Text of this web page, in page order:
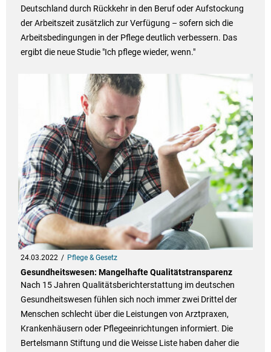
Deutschland durch Rückkehr in den Beruf oder Aufstockung
der Arbeitszeit zusätzlich zur Verfügung – sofern sich die
Arbeitsbedingungen in der Pflege deutlich verbessern. Das
ergibt die neue Studie "Ich pflege wieder, wenn."
24.03.2022 Pflege & Gesetz
Gesundheitswesen: Mangelhafte Qualitätstransparenz
Nach 15 Jahren Qualitätsberichterstattung im deutschen
Gesundheitswesen fühlen sich noch immer zwei Drittel der
Menschen schlecht über die Leistungen von Arztpraxen,
Krankenhäusern oder Pflegeeinrichtungen informiert. Die
Bertelsmann Stiftung und die Weisse Liste haben daher die